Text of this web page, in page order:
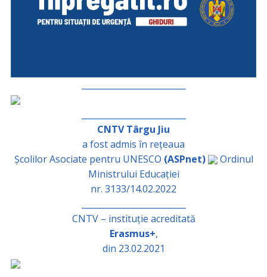
CNTV Târgu Jiu
a fost admis în rețeaua
Școlilor Asociate pentru UNESCO (ASPnet)
Ordinul
Ministrului Educației
nr. 3133/14.02.2022
CNTV – instituție acreditată
Erasmus+,
din 23.02.2021